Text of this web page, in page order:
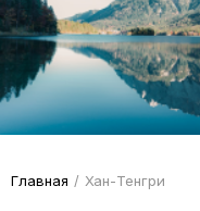
Главная / Хан-Тенгри